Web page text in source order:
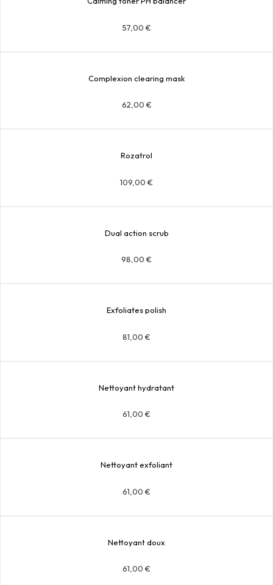
57,00 €
Complexion clearing mask
62,00 €
Rozatrol
109,00 €
Dual action scrub
98,00 €
Exfoliates polish
81,00 €
Nettoyant hydratant
61,00 €
Nettoyant exfoliant
61,00 €
Nettoyant doux
61,00 €